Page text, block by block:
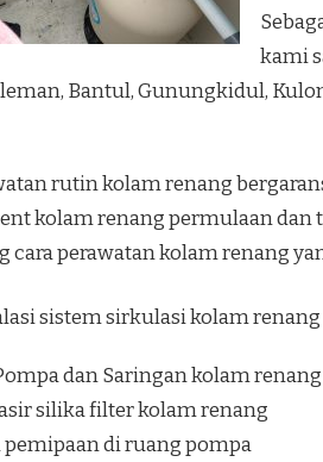
kami
Bantul, Gunungkidul,
rutin kolam renang
kolam renang permulaan
cara perawatan kolam renang
sistem sirkulasi kolam renang
dan Saringan kolam renang
silika filter kolam renang
pemipaan di ruang pompa